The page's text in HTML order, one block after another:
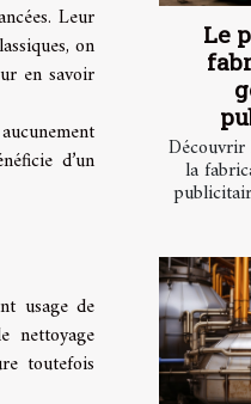
Leur
on
en savoir
d’un
usage de
nettoyage
toutefois
Le
Découvrir
la